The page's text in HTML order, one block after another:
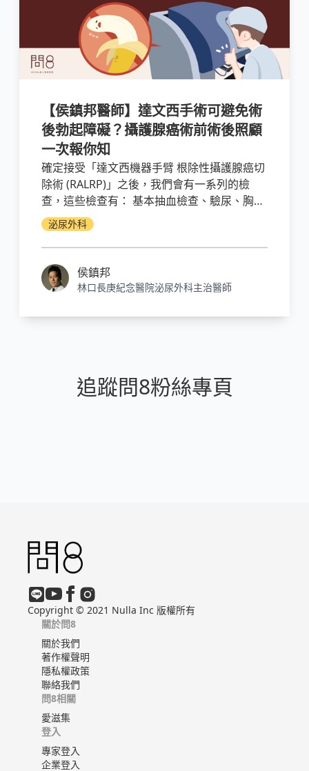
【侯鎮邦醫師】達文西手術可避免術
後勃起障礙？攝護腺癌術前術後照顧
一次報你知
確定接受「達文西機器手臂 根除性攝護腺癌切
除術 (RALRP)」之後，我們會有一系列的檢
查，這些檢查有： 基本抽血檢查、驗尿、胸腔
X光、心電圖..... 等等。 我們要確定患者開刀前
的身體狀況良好，才能進行手術。在手術前要
空腹禁食至少8個小時，任何的食物（包括
水）都是不能攝取的。 禁食主要的目的，是避
免開刀完、麻醉甦醒時的噁心感造成嘔吐。 開
是減少直腸、乙狀結腸附近的糞便，避免在開
泌尿外科
侯鎮邦
林口長庚紀念醫院泌尿外科主治醫師
追蹤問8粉絲專頁
Copyright © 2021 Nulla Inc 版權所有
關於問8
關於我們
著作權聲明
隱私權政策
聯絡我們
問8相關
愛滋集
登入
專家登入
企業登入